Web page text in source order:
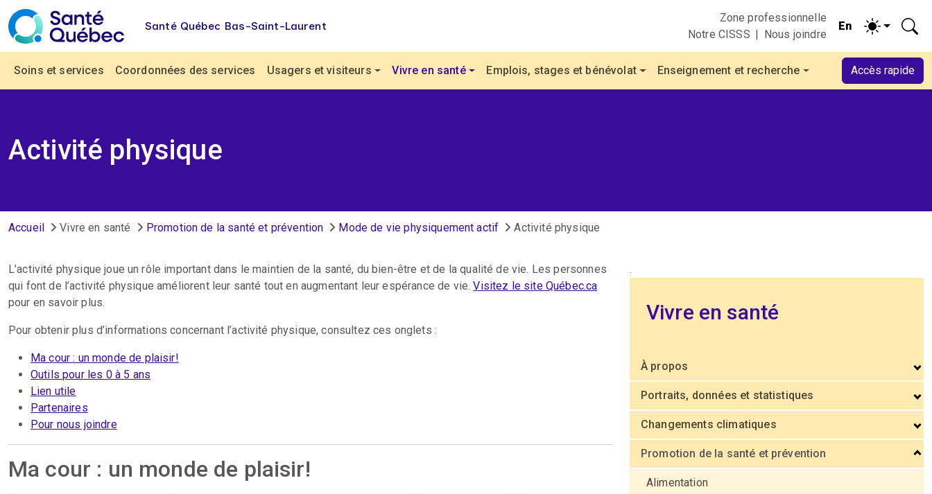
Aller au contenu principal
Santé Québec Bas-Saint-Laurent
Zone professionnelle
Notre CISSS
Nous joindre
Navigation principale
Soins et services Coordonnées des services Usagers et visiteurs Vivre en santé Emplois, stages et bénévolat Enseignement et recherche Accès rapide
Activité physique
Fil d'Ariane
Accueil Vivre en santé Promotion de la santé et prévention Mode de vie physiquement actif Activité physique
L’activité physique joue un rôle important dans le maintien de la santé, du bien-être et de la qualité de vie. Les personnes
qui font de l’activité physique améliorent leur santé tout en augmentant leur espérance de vie.Visitez le site Québec.ca
pour en savoir plus.
Pour obtenir plus d’informations concernant l’activité physique, consultez ces onglets :
Ma cour : un monde de plaisir!
Outils pour les 0 à 5 ans
Lien utile
Partenaires
Pour nous joindre
Ma cour : un monde de plaisir!
.
Vivre en santé
À propos
Portraits, données et statistiques
Changements climatiques
Promotion de la santé et prévention
Alimentation